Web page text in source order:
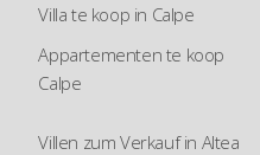
Villa te koop in Calpe
Appartementen te koop
Calpe
Villen zum Verkauf in Altea